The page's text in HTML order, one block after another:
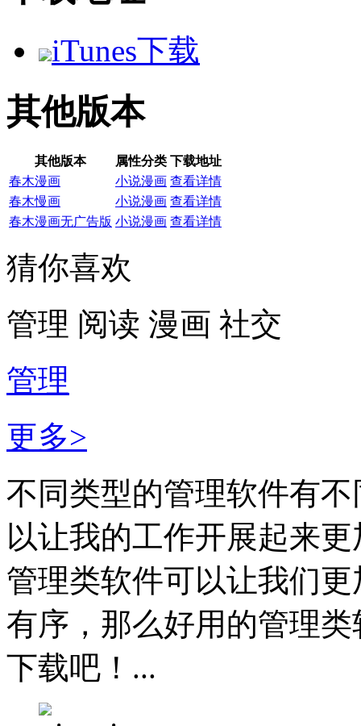
iTunes下载
其他版本
其他版本 属性分类 下载地址
春木漫画
小说漫画 查看详情
春木慢画
小说漫画 查看详情
春木漫画无广告版 小说漫画 查看详情
猜你喜欢
管理 阅读 漫画 社交
管理
更多>
不同类型的管理软件有
以让我的工作开展起来
管理类软件可以让我们
有序，那么好用的管理
下载吧！...